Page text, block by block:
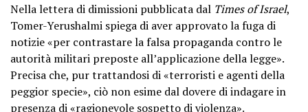
Nella lettera di dimissioni pubblicata dal Times of Israel,
Tomer-Yerushalmi spiega di aver approvato la fuga di
notizie «per contrastare la falsa propaganda contro le
autorità militari preposte all’applicazione della legge».
Precisa che, pur trattandosi di «terroristi e agenti della
peggior specie», ciò non esime dal dovere di indagare in
presenza di «ragionevole sospetto di violenza».